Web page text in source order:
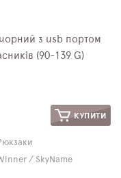
з usb портом
(90-139 G)
КУПИТИ
/ SkyName